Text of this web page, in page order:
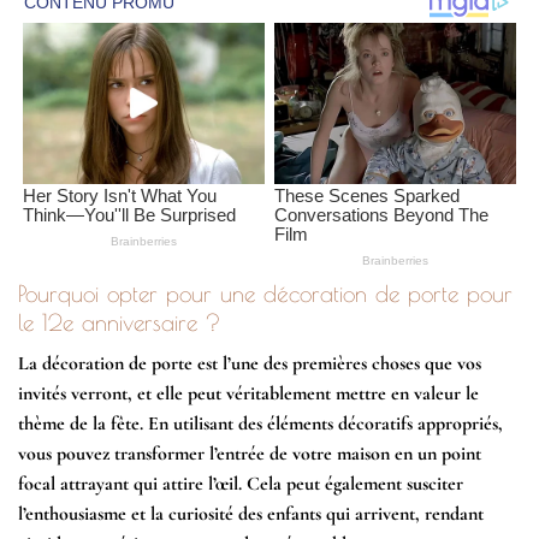
Pourquoi opter pour une décoration de porte pour
le 12e anniversaire ?
La décoration de porte est l’une des premières choses que vos
invités verront, et elle peut véritablement mettre en valeur le
thème de la fête. En utilisant des éléments décoratifs appropriés,
vous pouvez transformer l’entrée de votre maison en un point
focal attrayant qui attire l’œil. Cela peut également susciter
l’enthousiasme et la curiosité des enfants qui arrivent, rendant